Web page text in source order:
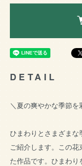
DETAIL
＼夏の爽やかな季節を
ひまわりとさまざま
ご紹介します。この
た作品です。ひまわ